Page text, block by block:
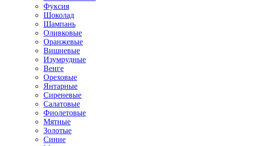
Фуксия
Шоколад
Шампань
Оливковые
Оранжевые
Вишневые
Изумрудные
Венге
Ореховые
Янтарные
Сиреневые
Салатовые
Фиолетовые
Мятные
Золотые
Синие